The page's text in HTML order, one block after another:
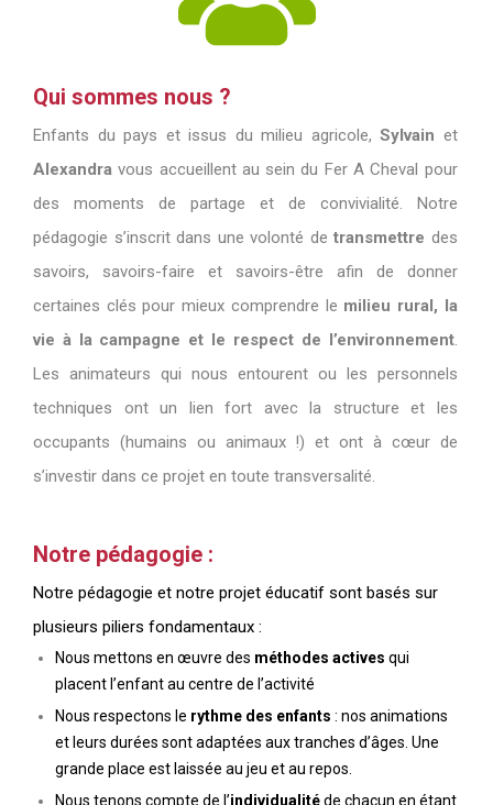
Qui sommes nous ?
Enfants du pays et issus du milieu agricole,Sylvain et
Alexandra vous accueillent au sein du Fer A Cheval pour
des moments de partage et de convivialité. Notre
pédagogie s’inscrit dans une volonté de transmettre des
savoirs, savoirs-faire et savoirs-être afin de donner
certaines clés pour mieux comprendre le milieu rural, la
vie à la campagne et le respect de l’environnement.
Les animateurs qui nous entourent ou les personnels
techniques ont un lien fort avec la structure et les
occupants (humains ou animaux !) et ont à cœur de
s’investir dans ce projet en toute transversalité.
Notre pédagogie :
Notre pédagogie et notre projet éducatif sont basés sur
plusieurs piliers fondamentaux :
Nous mettons en œuvre des méthodes actives qui
placent l’enfant au centre de l’activité
Nous respectons le rythme des enfants : nos animations
et leurs durées sont adaptées aux tranches d’âges. Une
grande place est laissée au jeu et au repos.
Nous tenons compte de l’individualitéde chacun en étant